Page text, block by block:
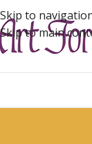
Skip to
Skip to main